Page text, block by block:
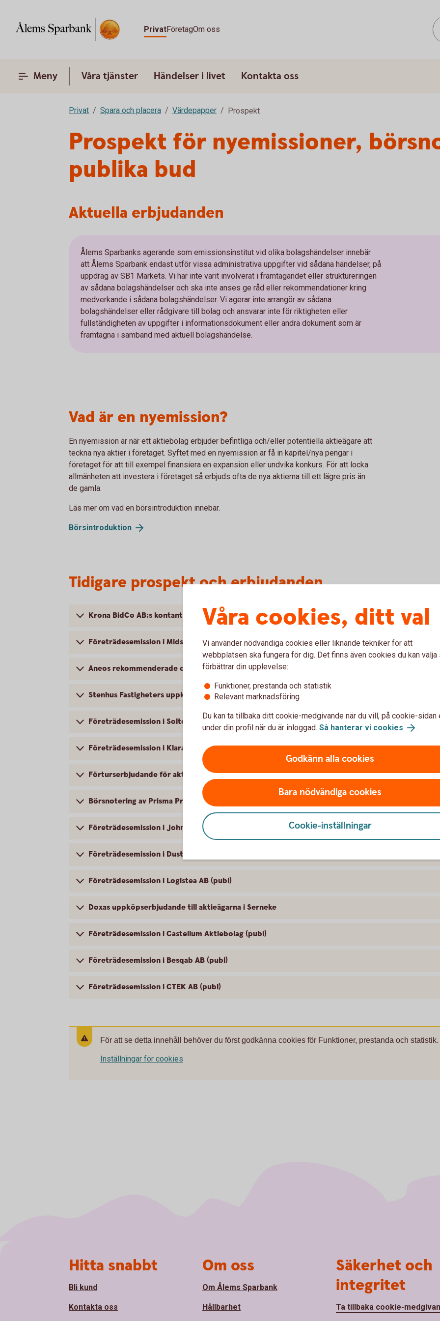
PrivatFöretagOm oss
Meny Våra tjänster Händelser i livet Kontakta oss
Privat Spara och placera Värdepapper Prospekt
Prospekt för nyemissioner,
publika bud
Aktuella erbjudanden
Ålems Sparbanks agerande som emissionsinstitut vid olika bolagshändelser innebär
att Ålems Sparbank endast utför vissa administrativa uppgifter vid sådana händelser, på
uppdrag av SB1 Markets. Vi har inte varit involverat i framtagandet eller struktureringen
av sådana bolagshändelser och ska inte anses ge råd eller rekommendationer kring
medverkande i sådana bolagshändelser. Vi agerar inte arrangör av sådana
bolagshändelser eller rådgivare till bolag och ansvarar inte för riktigheten eller
fullständigheten av uppgifter i informationsdokument eller andra dokument som är
framtagna i samband med aktuell bolagshändelse.
Vad är en nyemission?
En nyemission är när ett aktiebolag erbjuder befintliga och/eller potentiella aktieägare att
teckna nya aktier i företaget. Syftet med en nyemission är få in kapitel/nya pengar i
företaget för att till exempel finansiera en expansion eller undvika konkurs. För att locka
allmänheten att investera i företaget så erbjuds ofta de nya aktierna till ett lägre pris än
de gamla.
Läs mer om vad en börsintroduktion innebär.
Börsintroduktion
Tidigare prospekt och erbjudanden
Krona BidCo AB:s kontanta budpliktsbud till aktieägarna i Krona Public Real Estate
Företrädesemission i Midsummer AB (publ)
Aneos rekommenderade offentliga uppköpserbjudande till aktieägarna i Arise
Stenhus Fastigheters uppköpserbjudande till aktieägarna i Backaheden
Företrädesemission i Soltech Energy Group AB (publ)
Företrädesemission i KlaraBo Sverige AB (publ)
Förturserbjudande för aktieägare i SBB i samband med noteringen av Sveafastigheter
Börsnotering av Prisma Properties AB (publ)
Företrädesemission i John Mattson Fastighetsföretagen AB (publ)
Företrädesemission i Dustin Group AB (publ)
Företrädesemission i Logistea AB (publ)
Doxas uppköpserbjudande till aktieägarna i Serneke
Företrädesemission i Castellum Aktiebolag (publ)
Företrädesemission i Besqab AB (publ)
Företrädesemission i CTEK AB (publ)
För att se detta innehåll behöver du först godkänna cookies för Funktioner, prestanda och statistik.
Inställningar för cookies
Våra cookies, ditt val
Vi använder nödvändiga cookies eller liknande tekniker för att
webbplatsen ska fungera för dig. Det finns även cookies du kan välja
förbättrar din upplevelse:
Funktioner, prestanda och statistik
Relevant marknadsföring
Du kan ta tillbaka ditt cookie-medgivande när du vill, på cookie-sidan
under din profil när du är inloggad. Så hanterar vi cookies .
Godkänn alla cookies
Bara nödvändiga cookies
Cookie-inställningar
Hitta snabbt
Bli kund
Kontakta oss
Om oss
Om Ålems Sparbank
Hållbarhet
Säkerhet och
integritet
Ta tillbaka cookie-